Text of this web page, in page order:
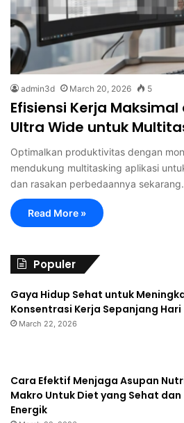
admin3d March 20, 2026 5
Efisiensi Kerja
Ultra Wide untuk
Optimalkan produktivitas dengan
mendukung multitasking aplikasi
dan rasakan perbedaannya sekarang.
Read More »
Populer
Gaya Hidup Sehat untuk
Konsentrasi Kerja Sepanjang Hari
March 22, 2026
Cara Efektif Menjaga Asupan
Makro Untuk Diet yang Sehat dan
Energik